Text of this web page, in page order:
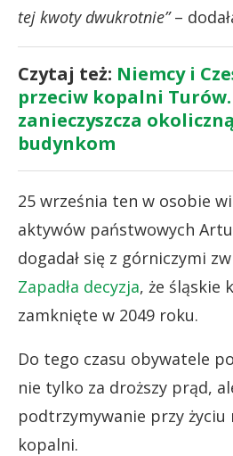
tej kwoty dwukrotnie”–
Czytaj też: Niemcy i
przeciw kopalni Turów.
zanieczyszcza
budynkom
25 września ten w osobie
aktywów państwowych
dogadał się z górniczymi
Zapadła decyzja, że śląskie
zamknięte w 2049 roku.
Do tego czasu obywatele
nie tylko za droższy prąd,
podtrzymywanie przy życiu
kopalni.